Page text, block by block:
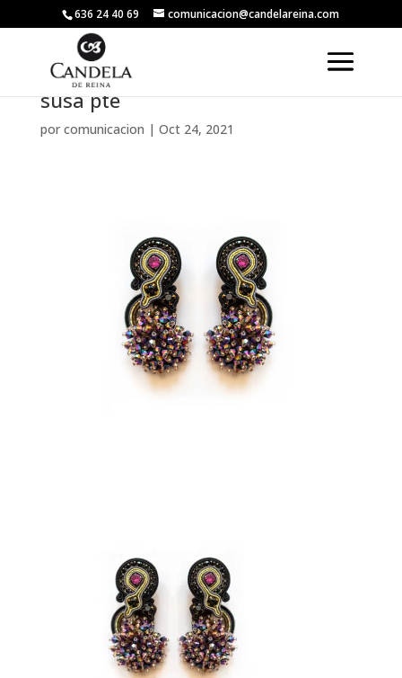
636 24 40 69 comunicacion@candelareina.com
susa pte
por comunicacion | Oct 24, 2021